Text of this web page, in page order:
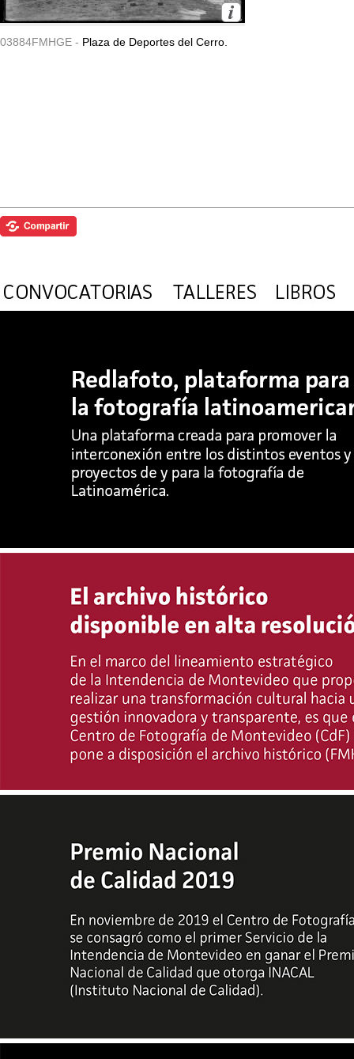
03884FMHGE - Plaza de Deportes del Cerro.